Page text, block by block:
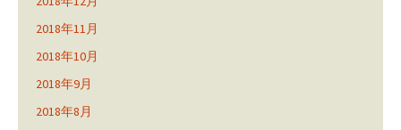
2018年11月
2018年10月
2018年9月
2018年8月